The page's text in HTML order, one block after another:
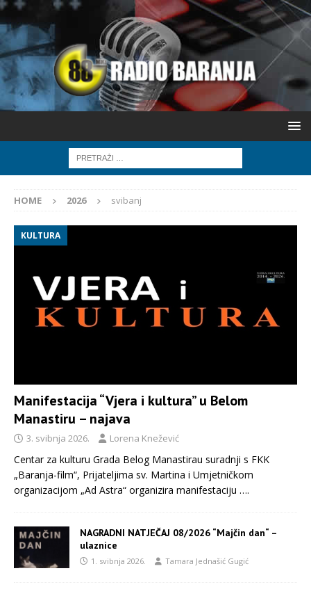
HOME 2026 svibanj
KULTURA
Manifestacija “Vjera i kultura” u Belom
Manastiru – najava
3. svibnja 2026. Lorena Knežević
Centar za kulturu Grada Belog Manastirau suradnji s FKK
„Baranja-film“, Prijateljima sv. Martina i Umjetničkom
organizacijom „Ad Astra“ organizira manifestaciju ….
NAGRADNI NATJEČAJ 08/2026 “Majčin dan“ –
ulaznice
1. svibnja 2026. Tamara Jednašić Gugić